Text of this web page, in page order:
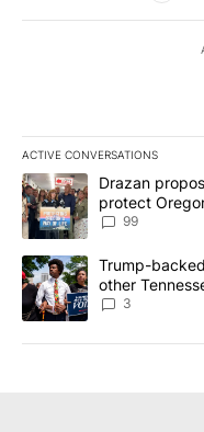
ACTIVE CONVERSATIONS
The following is a list of
A trending article titled
Drazan
protect
99
A trending article titled
Trump-
other
3